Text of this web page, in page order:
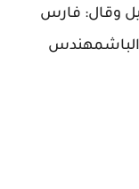
وقال: فارس
الباشمهندس